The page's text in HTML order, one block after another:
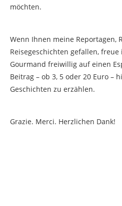
möchten.
Wenn Ihnen meine Reportagen,
Reisegeschichten gefallen, freue
Gourmand freiwillig auf einen
Beitrag – ob 3, 5 oder 20 Euro –
Geschichten zu erzählen.
Grazie. Merci. Herzlichen Dank!